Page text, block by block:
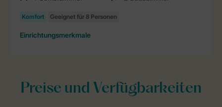
Einrichtungsmerkmale
Preise und Verfügbarkeiten